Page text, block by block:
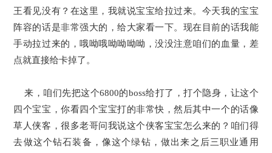
王看见没有？在这里，我就说宝宝给拉过来。今天我的宝宝
阵容的话是非常强大的，给大家看一下。现在目前的话我能
手动拉过来的，哦呦哦呦呦呦呦，没没注意咱们的血量，差
点就直接给卡掉了。
来，咱们先把这个6800的boss给打了，打个隐身，让这个
四个宝宝，你看四个宝宝打的非常快，然后其中一个的话像
草人侠客，很多老哥问我说这个侠客宝宝怎么来的？咱们得
去做这个钻石装备，像这个绿钻，做出来之后三职业通用